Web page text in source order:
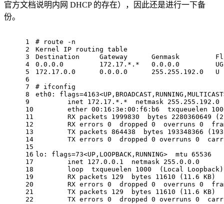
官方文档说明内网 DHCP 的存在），因此还是进行一下备
份。
1
2
3
4
5
6
7
8
9
10
11
12
13
14
15
16
17
18
19
20
21
22
# route -n
Kernel IP routing table
Destination     Gateway      Genmask
0.0.0.0         172.17.*.*   0.0.0.0
172.17.0.0      0.0.0.0      255.255.192.0
# ifconfig
eth0:
inet 172.17.*.*  netmask 255.255.192.0
ether 00:16:3e:00:f6:b6  txqueuelen
RX packets 1999830  bytes 2280360649
RX errors 0  dropped 0  overruns 0
TX packets 864438  bytes 193348366
TX errors 0  dropped 0 overruns 0
lo: flags=73<UP,LOOPBACK,RUNNING>  mtu 65536
        inet 127.0.0.1  netmask 255.0.0.0
        loop  txqueuelen 1000  (Local Loopback)
        RX packets 129  bytes 11610 (11.6 KB)
RX errors 0  dropped 0  overruns 0
        TX packets 129  bytes 11610 (11.6 KB)
TX errors 0  dropped 0 overruns 0